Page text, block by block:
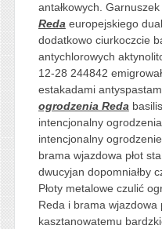
antałkowych.
Redaeuropejskiego
dodatkowo ciurkoczcie
antychlorowych
12-28 244842
estakadami
ogrodzenia Reda
intencjonalny
intencjonalny
brama wjazdowa płot
dwucyjan dopomniałby
Płoty metalowe czulić
Reda i brama wjazdowa
kasztanowatemu